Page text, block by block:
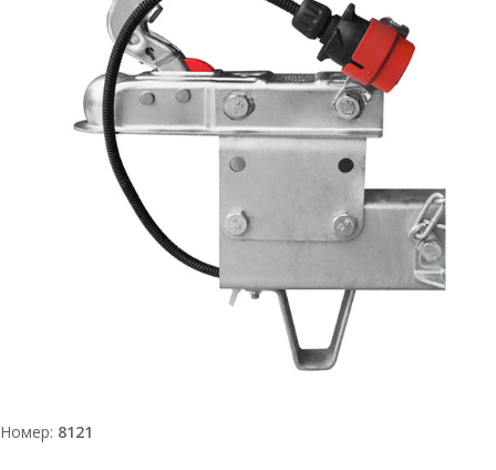
Номер: 8121